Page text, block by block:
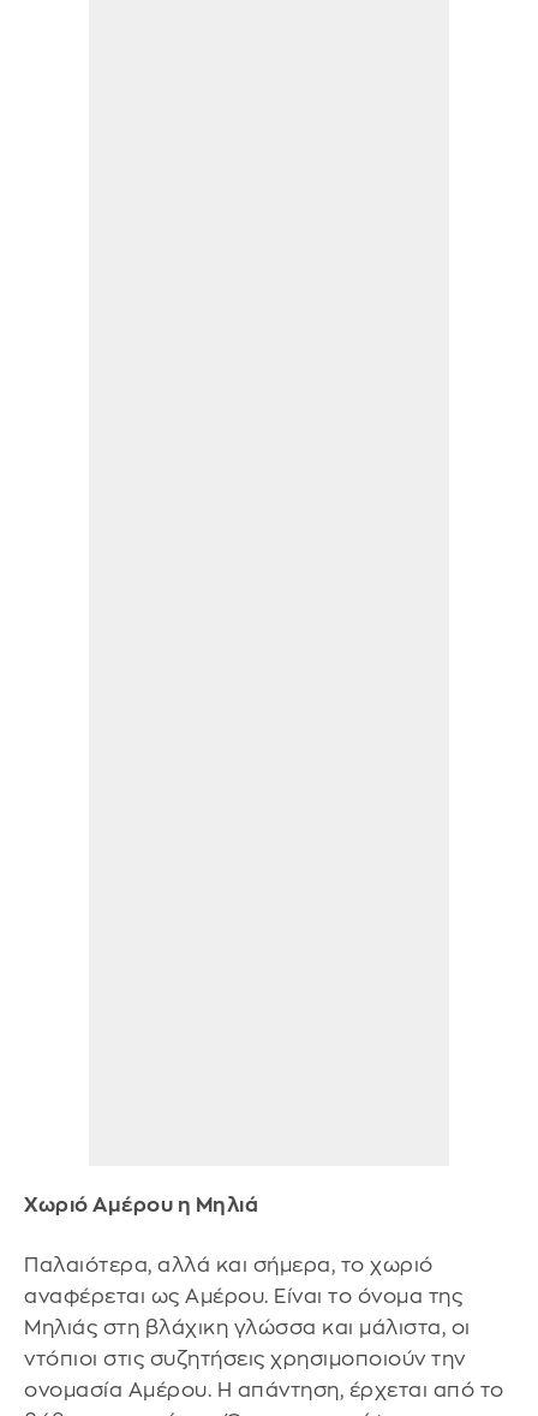
Χωριό Αμέρου η Μηλιά
Παλαιότερα, αλλά και σήμερα, το χωριό
αναφέρεται ως Αμέρου. Είναι το όνομα της
Μηλιάς στη βλάχικη γλώσσα και μάλιστα, οι
ντόπιοι στις συζητήσεις χρησιμοποιούν την
ονομασία Αμέρου. Η απάντηση, έρχεται από το